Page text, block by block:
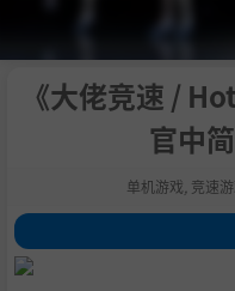
《大佬竞速 /
官中
单机游戏 竞速
1